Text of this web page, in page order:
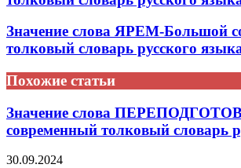
Значение слова ЯРЕМ-Большой
толковый словарь русского
Похожие статьи
Значение слова
современный толковый словарь
30.09.2024